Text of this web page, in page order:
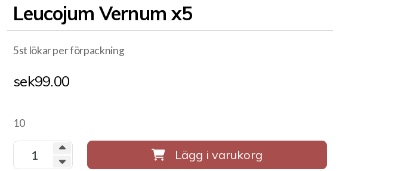
Leucojum Vernum x5
5st lökar per förpackning
sek99.00
10
Lägg i varukorg